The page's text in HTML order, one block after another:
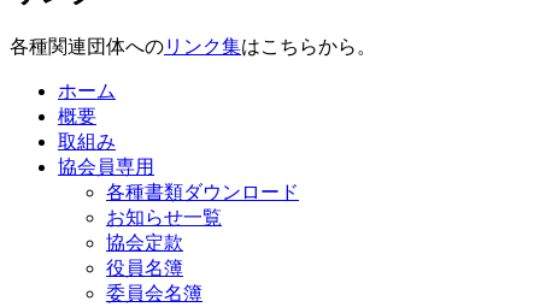
各種関連団体へのリンク集はこちらから。
ホーム
概要
取組み
協会員専用
各種書類ダウンロード
お知らせ一覧
協会定款
役員名簿
委員会名簿